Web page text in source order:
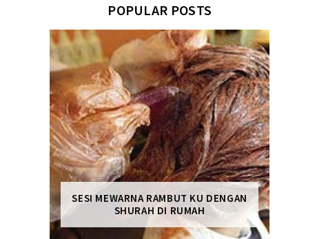
POPULAR POSTS
SESI MEWARNA RAMBUT KU DENGAN
SHURAH DI RUMAH